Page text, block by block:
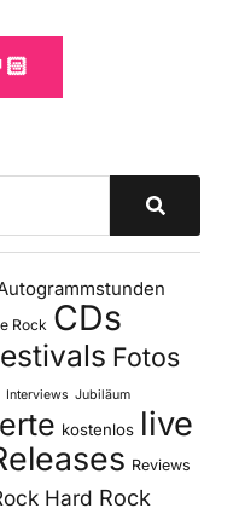
Rock CDs
Fotos
Interviews Jubiläum
kostenlos live
Reviews
Hard Rock